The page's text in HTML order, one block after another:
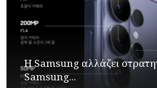
Η Samsung αλλάζει
Samsung...